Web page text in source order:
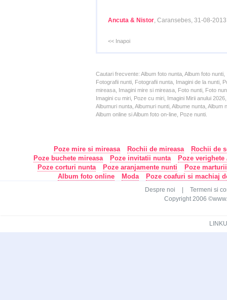
Ancuta & Nistor, Caransebes, 31-08-2013
<< Inapoi
Cautari frecvente: Album foto nunta, Album foto
Fotografii nunti, Fotografii nunta, Imagini de la nunti,
mireasa, Imagini mire si mireasa, Foto nunti, Foto
Imagini cu miri, Poze cu miri, Imagini Mirii anului
Albumuri nunta, Albumuri nunti, Albume nunta,
Album online si Album foto on-line, Poze nunti.
Poze mire si mireasa Rochii de mireasa
Rochii de
Poze buchete mireasa
Poze invitatii nunta
Poze
Poze corturi nunta
Poze aranjamente nunti
Poze
Album foto online
Moda Poze coafuri si machiaj
Despre noi
Termeni si
Copyright 2006